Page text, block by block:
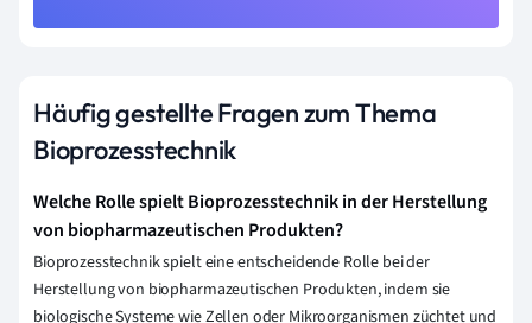
Häufig gestellte Fragen zum Thema
Bioprozesstechnik
Welche Rolle spielt Bioprozesstechnik in der Herstellung
von biopharmazeutischen Produkten?
Bioprozesstechnik spielt eine entscheidende Rolle bei der
Herstellung von biopharmazeutischen Produkten, indem sie
biologische Systeme wie Zellen oder Mikroorganismen züchtet und